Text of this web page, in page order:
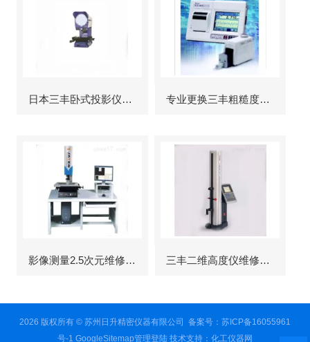
日本三丰卧式投影仪维修 专业更换三丰粗糙度仪显示屏
影像测量2.5次元维修故障 三丰二维高度仪维修服务
2026 版权所有 © 苏州日升精密仪器有限公司 备案号：苏ICP备16055961
号-1 GoogleSitemap管理登陆技术支持： 化工仪器网